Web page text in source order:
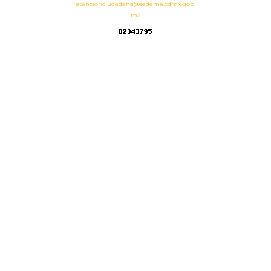
atencionciudadana@sedema.cdmx.gob.
mx